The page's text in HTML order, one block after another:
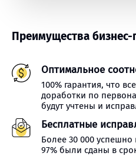
Преимущества бизнес-
Оптимальное
100% гарантия, что
доработки по
будут учтены и
Бесплатные
Более 30 000
97% были сданы в